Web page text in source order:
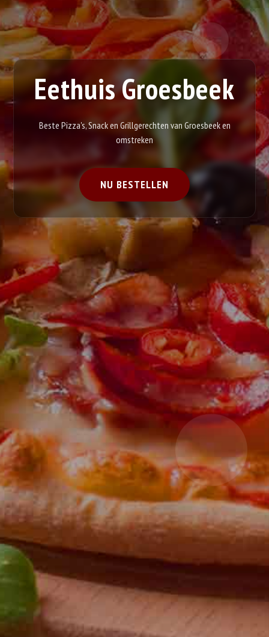
Eethuis Groesbeek
Beste Pizza's, Snack en Grillgerechten van Groesbeek en
omstreken
NU BESTELLEN